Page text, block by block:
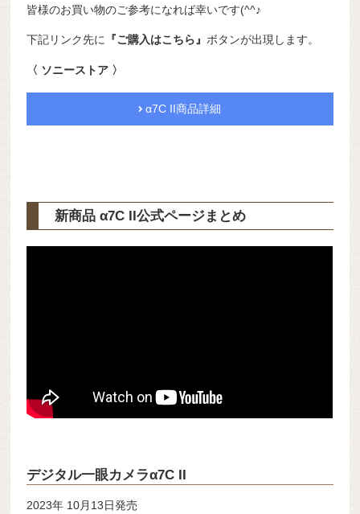
皆様のお買い物のご参考になれば幸いです(^^♪
下記リンク先に 『ご購入はこちら』ボタンが出現します。
〈 ソニーストア 〉
α7C II商品詳細
新商品 α7C II公式ページまとめ
デジタル一眼カメラα7C II
2023年 10月13日発売